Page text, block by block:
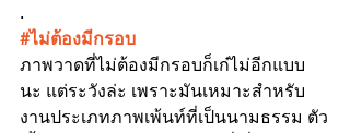
.
#ไม่ต้องมีกรอบ
ภาพวาดที่ไม่ต้องมีกรอบก็เก๋ไม่อีกแบบ
นะ แต่ระวังล่ะ เพราะมันเหมาะสำหรับ
งานประเภทภาพเพ้นท์ที่เป็นนามธรรม ตัว